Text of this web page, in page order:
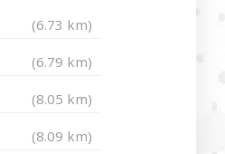
(6.73 km)
(6.79 km)
(8.05 km)
(8.09 km)